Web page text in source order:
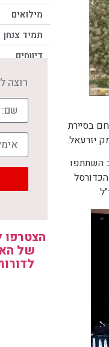
בסיירת
יזרעאל.
בערב השתתפו
מילואים
תמיד צנחן
דיווחים
רוצה
הצטרפו
של